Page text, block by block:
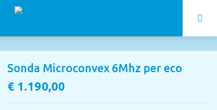
Sonda Microconvex 6Mhz per eco
€ 1.190,00